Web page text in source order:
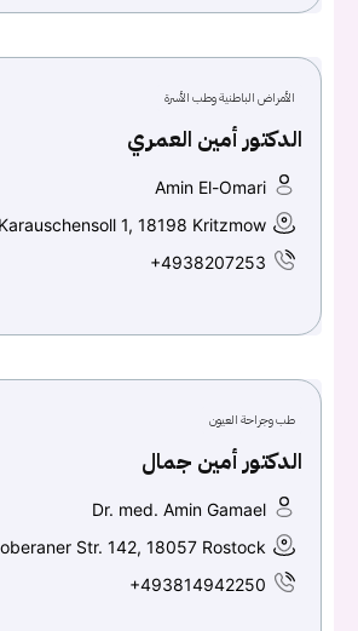
الأمراض الباطنية وطب الأسرة
الدكتور أمين العمري
Amin El-Omari
1, 18198 Kritzmow
+4938207253
طب وجراحة العيون
الدكتور أمين جمال
Dr. med. Amin Gamael
Str. 142, 18057 Rostock
+493814942250